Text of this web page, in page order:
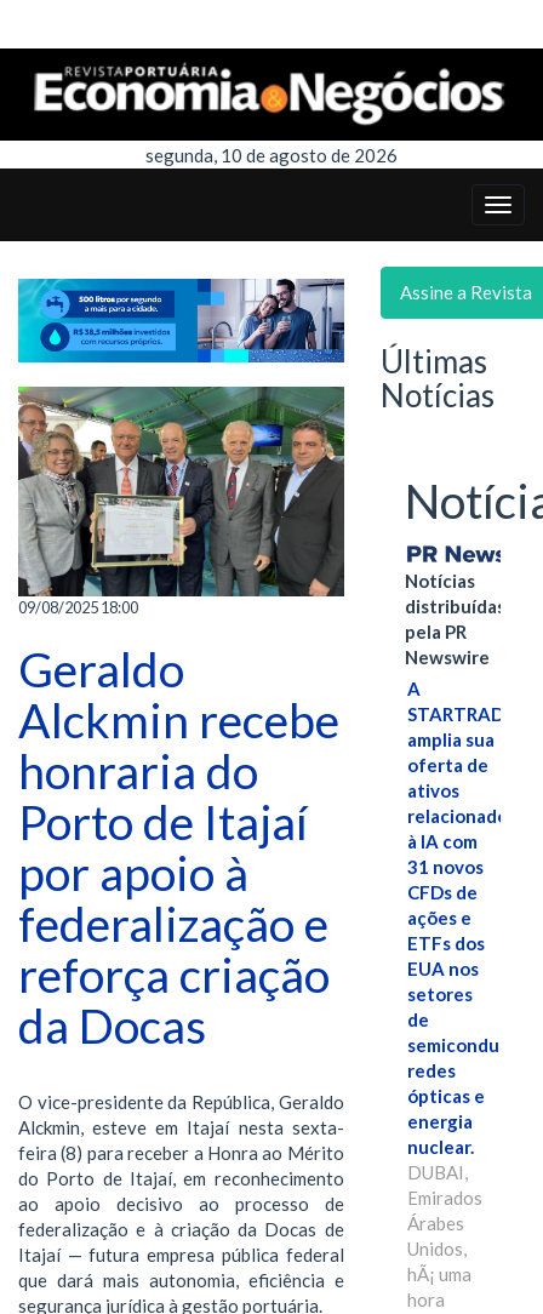
segunda, 10 de agosto de 2026
09/08/2025 18:00
Geraldo
Alckmin recebe
honraria do
Porto de Itajaí
por apoio à
federalização e
reforça criação
da Docas
O vice-presidente da República, Geraldo
Alckmin, esteve em Itajaí nesta sexta-
feira (8) para receber a Honra ao Mérito
do Porto de Itajaí, em reconhecimento
ao apoio decisivo ao processo de
federalização e à criação da Docas de
Itajaí — futura empresa pública federal
que dará mais autonomia, eficiência e
segurança jurídica à gestão portuária.
Assine a Revista
Últimas
Notícias
Notícias
distribuídas
pela PR
Newswire
A
STARTRADER
amplia sua
oferta de
ativos
relacionados
à IA com
31 novos
CFDs de
ações e
ETFs dos
EUA nos
setores
de
redes
ópticas e
energia
nuclear.
DUBAI,
Emirados
Árabes
Unidos,
hÃ¡ uma
hora